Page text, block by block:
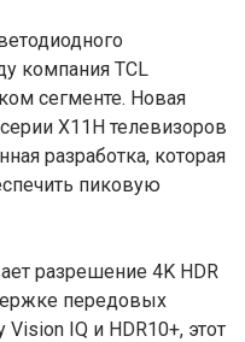
компания TCL
сегменте. Новая
X11H телевизоров
разработка, которая
пиковую
разрешение 4K HDR
передовых
IQ и HDR10+, этот